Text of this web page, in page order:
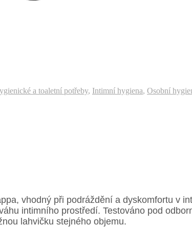
a toaletní potřeby, Intimní hygiena, Osobní
vhodný při podráždění a dyskomfortu v
intimního prostředí. Testováno pod
lahvičku stejného objemu.